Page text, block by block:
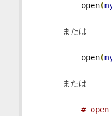
open(
または
open(
または
#